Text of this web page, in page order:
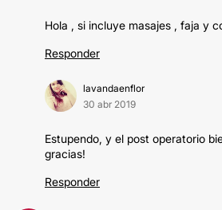
Hola , si incluye masajes , faja y
Responder
lavandaenflor
30 abr 2019
Estupendo, y el post operatorio
gracias!
Responder